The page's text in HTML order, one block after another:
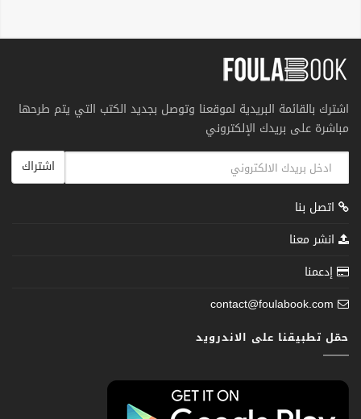
اشترك بالقائمة البريدية لموقعنا وتوصل بجديد الكتب التي يتم طرحها
مباشرة على بريدك الإلكتروني
اشتراك
اتصل بنا
انشر معنا
إدعمنا
contact@foulabook.com
حمّل تطبيقنا على الاندرويد